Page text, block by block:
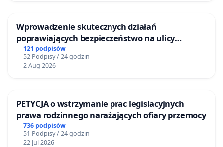
Wprowadzenie skutecznych działań
poprawiających bezpieczeństwo na ulicy
Żeromskiego w Otwocku
121 podpisów
52 Podpisy / 24 godzin
2 Aug 2026
PETYCJA o wstrzymanie prac legislacyjnych
prawa rodzinnego narażających ofiary przemocy
736 podpisów
51 Podpisy / 24 godzin
22 Jul 2026